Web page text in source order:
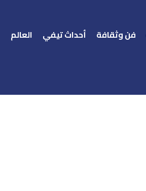
فن وثقافة أحداث تيفي
العالم